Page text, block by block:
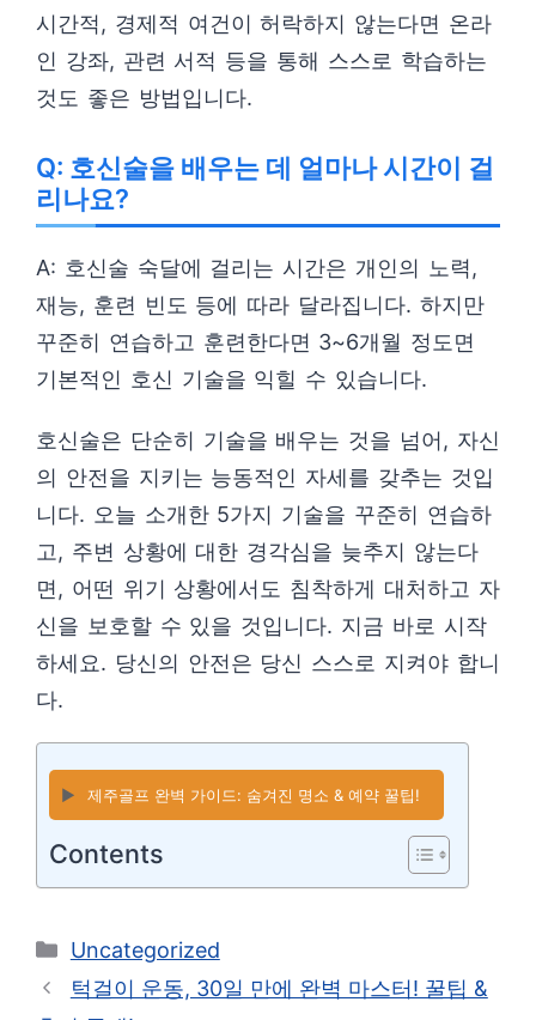
시간적, 경제적 여건이 허락하지 않는다면 온라
인 강좌, 관련 서적 등을 통해 스스로 학습하는
것도 좋은 방법입니다.
Q: 호신술을 배우는 데 얼마나 시간이 걸
리나요?
A: 호신술 숙달에 걸리는 시간은 개인의 노력,
재능, 훈련 빈도 등에 따라 달라집니다. 하지만
꾸준히 연습하고 훈련한다면 3~6개월 정도면
기본적인 호신 기술을 익힐 수 있습니다.
호신술은 단순히 기술을 배우는 것을 넘어, 자신
의 안전을 지키는 능동적인 자세를 갖추는 것입
니다. 오늘 소개한 5가지 기술을 꾸준히 연습하
고, 주변 상황에 대한 경각심을 늦추지 않는다
면, 어떤 위기 상황에서도 침착하게 대처하고 자
신을 보호할 수 있을 것입니다. 지금 바로 시작
하세요. 당신의 안전은 당신 스스로 지켜야 합니
다.
▶️ 제주골프 완벽 가이드: 숨겨진 명소 & 예약 꿀팁!
Contents
카
테
Uncategorized
턱걸이 운동, 30일 만에 완벽 마스터! 꿀팁 &